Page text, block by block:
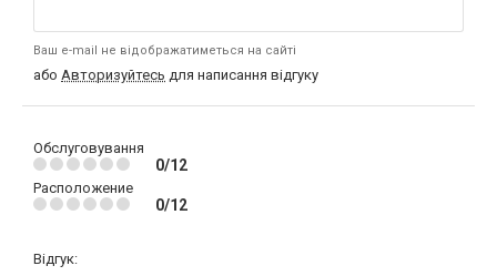
Ваш e-mail не відображатиметься на сайті
або Авторизуйтесь для написання відгуку
Обслуговування
0/12
Расположение
0/12
Відгук: